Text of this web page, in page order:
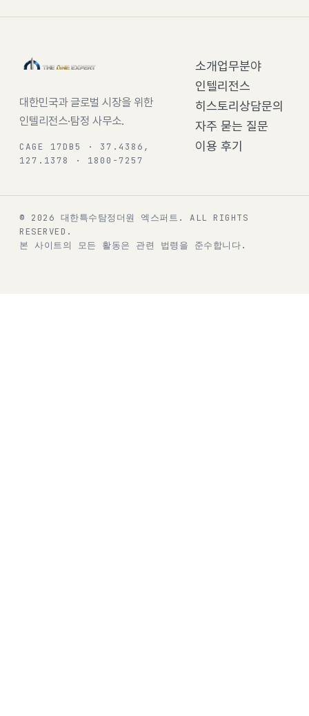
대한민국과 글로벌 시장을 위한
인텔리전스·탐정 사무소.
CAGE 17DB5 · 37.4386,
127.1378 · 1800-7257
소개업무분야
인텔리전스
히스토리상담문의
자주 묻는 질문
이용 후기
© 2026 대한특수탐정더원 엑스퍼트.
ALL RIGHTS
RESERVED.
본 사이트의 모든 활동은 관련 법령을 준수합니다.